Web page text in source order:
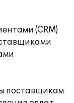
(CRM)
поставщикам